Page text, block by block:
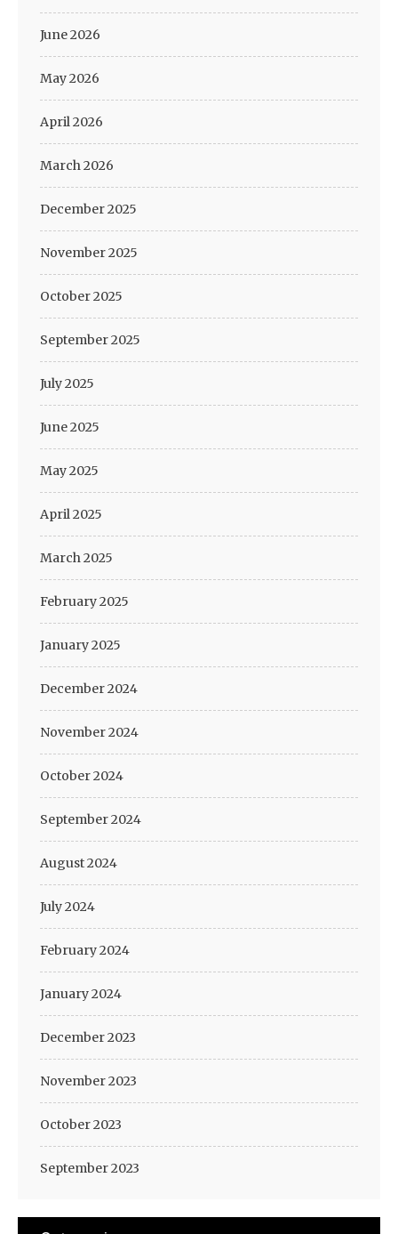
June 2026
May 2026
April 2026
March 2026
December 2025
November 2025
October 2025
September 2025
July 2025
June 2025
May 2025
April 2025
March 2025
February 2025
January 2025
December 2024
November 2024
October 2024
September 2024
August 2024
July 2024
February 2024
January 2024
December 2023
November 2023
October 2023
September 2023